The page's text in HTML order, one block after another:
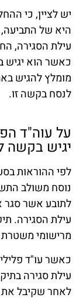
יש לציין, כי
עילת הסגירה,
כאשר הוא יגיש
מומלץ להגיש
לנסח בקשה זו.
על עוה"ד
יגיש בקשה
לתובע אשר סגר
עילת הסגירה.
מרישומי
כאשר עו"ד
עילת סגירה
לאחר שקיבל